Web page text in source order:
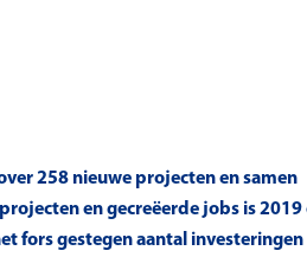
258 nieuwe projecten en samen
en gecreëerde jobs is 2019
fors gestegen aantal investeringen